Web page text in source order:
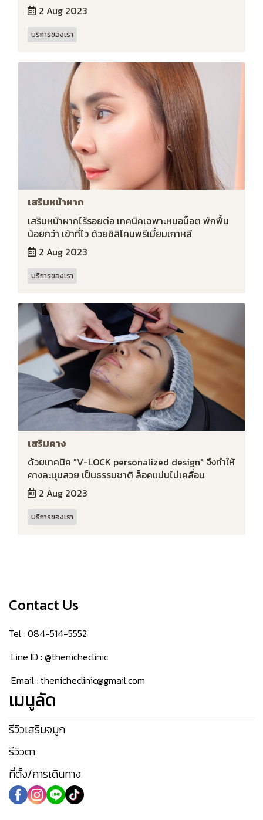
2 Aug 2023
บริการของเรา
เสริมหน้าผาก
เสริมหน้าผากไร้รอยต่อ เทคนิคเฉพาะหมอน็อต พักฟื้น
น้อยกว่า เข้าที่ไว ด้วยซิลิโคนพรีเมี่ยมเกาหลี
2 Aug 2023
บริการของเรา
เสริมคาง
ด้วยเทคนิค "V-LOCK personalized design" จึงทำให้
คางละมุนสวย เป็นธรรมชาติ ล็อคแน่นไม่เคลื่อน
2 Aug 2023
บริการของเรา
Contact Us
Tel : 084-514-5552
Line ID : @thenicheclinic
Email : thenicheclinic@gmail.com
เมนูลัด
รีวิวเสริมจมูก
รีวิวตา
ที่ตั้ง/การเดินทาง